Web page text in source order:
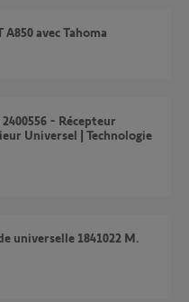
avec Tahoma
Universel | Technologie